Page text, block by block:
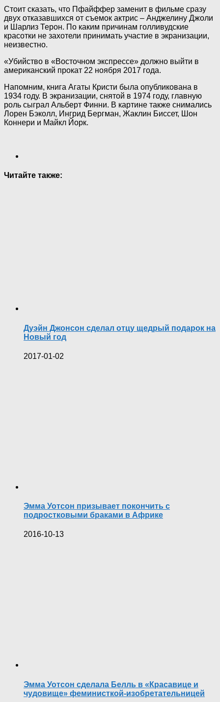
Стоит сказать, что Пфайффер заменит в фильме сразу
двух отказавшихся от съемок актрис – Анджелину Джоли
и Шарлиз Терон. По каким причинам голливудские
красотки не захотели принимать участие в экранизации,
неизвестно.
«Убийство в «Восточном экспрессе» должно выйти в
американский прокат 22 ноября 2017 года.
Напомним, книга Агаты Кристи была опубликована в
1934 году. В экранизации, снятой в 1974 году, главную
роль сыграл Альберт Финни. В картине также снимались
Лорен Бэколл, Ингрид Бергман, Жаклин Биссет, Шон
Коннери и Майкл Йорк.
Читайте также:
Дуэйн Джонсон сделал отцу щедрый подарок на
Новый год
2017-01-02
Эмма Уотсон призывает покончить с
подростковыми браками в Африке
2016-10-13
Эмма Уотсон сделала Белль в «Красавице и
чудовище» феминисткой-изобретательницей